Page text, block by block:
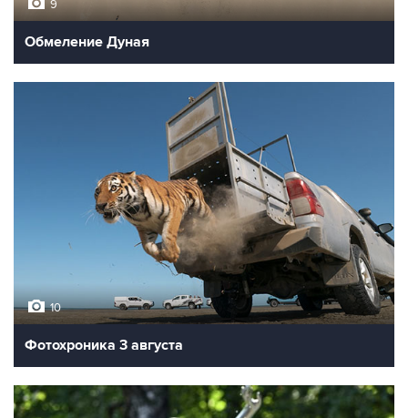
9
Обмеление Дуная
10
Фотохроника 3 августа